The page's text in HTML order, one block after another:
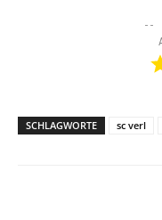
SCHLAGWORTE sc verl